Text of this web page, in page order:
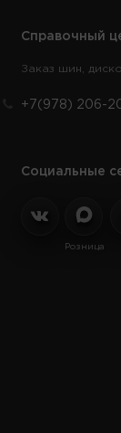
Справочный
Заказ шин,
+7(978) 206-
Социальные
Розница